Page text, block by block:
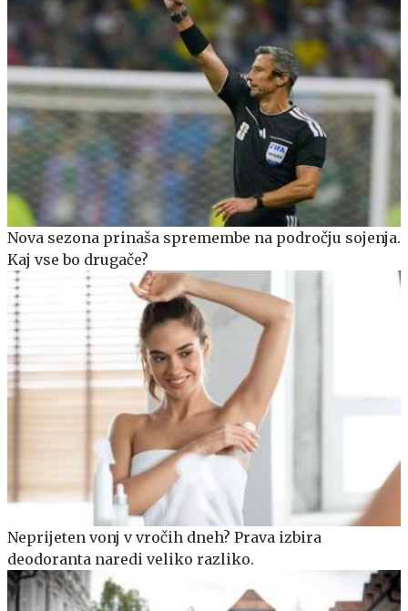
Nova sezona prinaša spremembe na področju sojenja.
Kaj vse bo drugače?
Neprijeten vonj v vročih dneh? Prava izbira
deodoranta naredi veliko razliko.